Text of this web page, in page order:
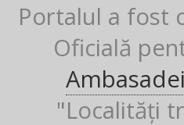
Portalul a fost
Oficială
"Localități